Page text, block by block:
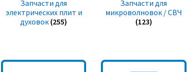
Запчасти для
электрических плит и
духовок (255)
Запчасти для
микроволновок / СВЧ
(123)